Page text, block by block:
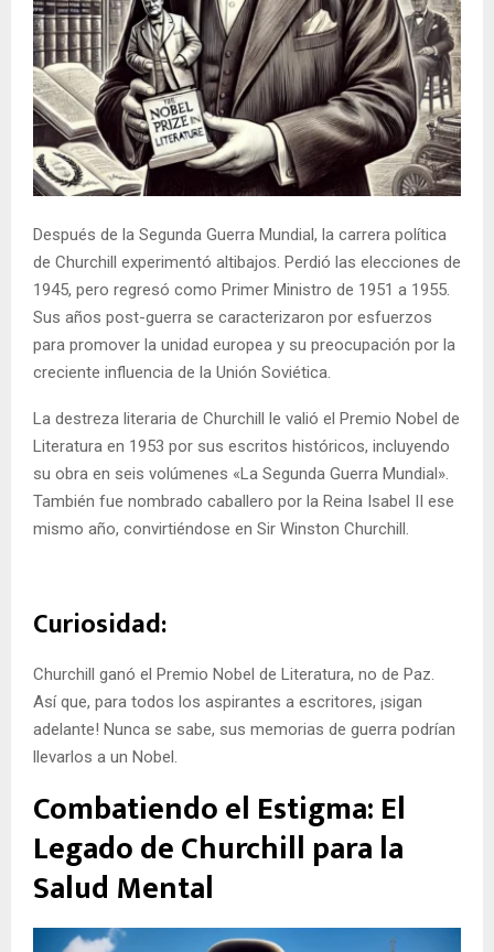
Después de la Segunda Guerra Mundial, la carrera política
de Churchill experimentó altibajos. Perdió las elecciones de
1945, pero regresó como Primer Ministro de 1951 a 1955.
Sus años post-guerra se caracterizaron por esfuerzos
para promover la unidad europea y su preocupación por la
creciente influencia de la Unión Soviética.
La destreza literaria de Churchill le valió el Premio Nobel de
Literatura en 1953 por sus escritos históricos, incluyendo
su obra en seis volúmenes «La Segunda Guerra Mundial».
También fue nombrado caballero por la Reina Isabel II ese
mismo año, convirtiéndose en Sir Winston Churchill.
Curiosidad:
Churchill ganó el Premio Nobel de Literatura, no de Paz.
Así que, para todos los aspirantes a escritores, ¡sigan
adelante! Nunca se sabe, sus memorias de guerra podrían
llevarlos a un Nobel.
Combatiendo el Estigma: El
Legado de Churchill para la
Salud Mental